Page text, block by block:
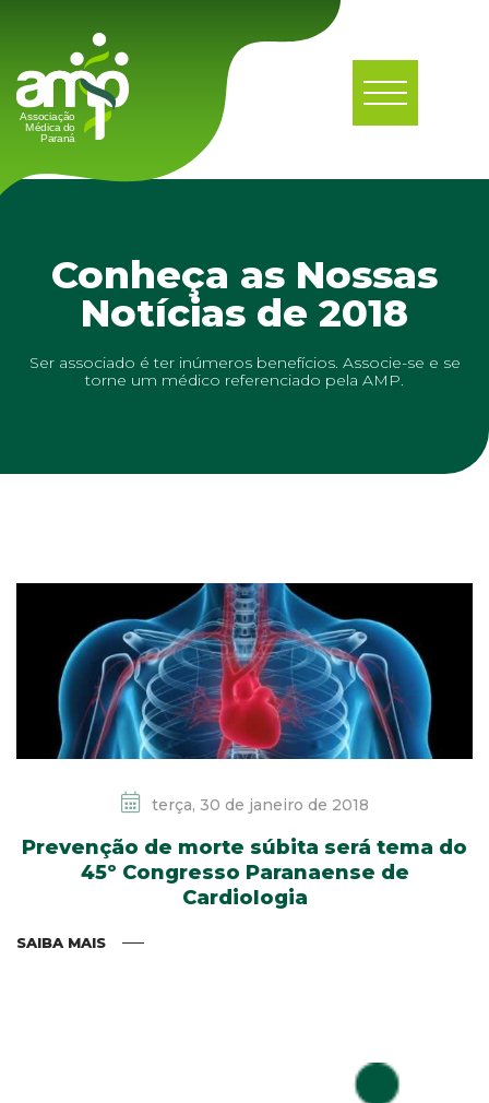
Conheça as Nossas
Notícias de 2018
Ser associado é ter inúmeros benefícios. Associe-se e se
torne um médico referenciado pela AMP.
terça, 30 de janeiro de 2018
Prevenção de morte súbita será tema do
45º Congresso Paranaense de
Cardiologia
SAIBA MAIS